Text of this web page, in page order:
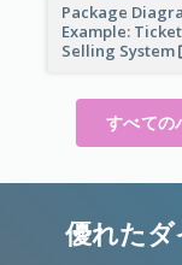
Package
Example: Ticket
Selling System
すべての
優れた